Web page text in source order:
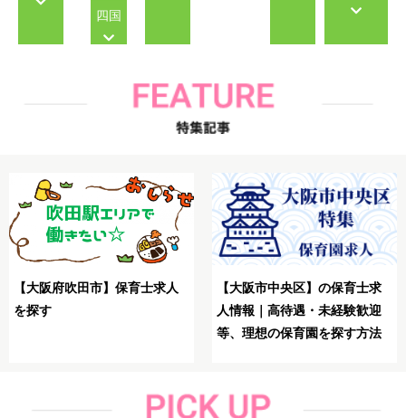
四国
【大阪市鶴見区】保育士が理
想の求人を探す方法解説
【大阪市生野区】保育士が理
想の求人を探す方法